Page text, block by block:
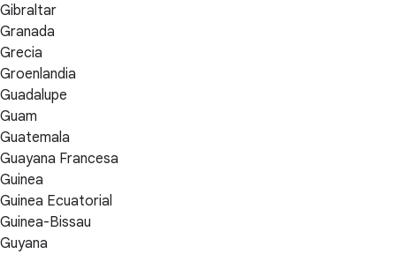
Gibraltar
Granada
Grecia
Groenlandia
Guadalupe
Guam
Guatemala
Guayana Francesa
Guinea
Guinea Ecuatorial
Guinea-Bissau
Guyana